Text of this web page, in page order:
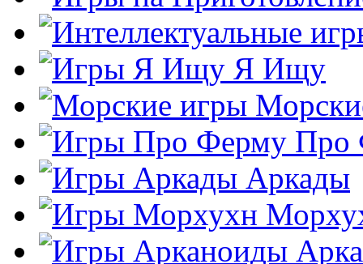
Я Ищу
Про
Аркады